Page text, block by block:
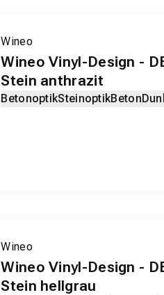
Wineo
Wineo Vinyl-Design -
Stein anthrazit
BetonoptikSteinoptikBeton
Wineo
Wineo Vinyl-Design -
Stein hellgrau